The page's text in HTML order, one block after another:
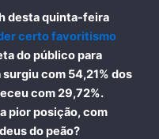
desta quinta-feira
certo favoritismo
do público para
surgiu com 54,21% dos
com29,72%.
pior posição, com
do peão?